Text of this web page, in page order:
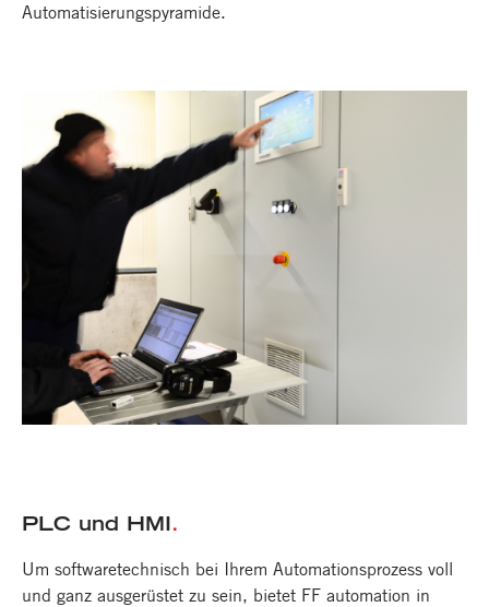
Automatisierungspyramide.
PLC und HMI.
Um softwaretechnisch bei Ihrem Automationsprozess voll
und ganz ausgerüstet zu sein, bietet FF automation in